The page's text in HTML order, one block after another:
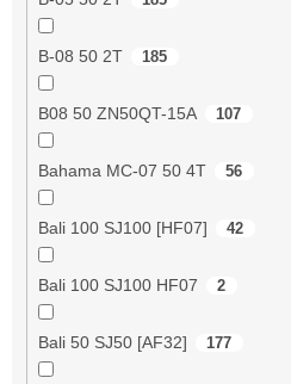
B-08 50 2T 185
B08 50 ZN50QT-15A 107
Bahama MC-07 50 4T 56
Bali 100 SJ100 [HF07] 42
Bali 100 SJ100 HF07 2
Bali 50 SJ50 [AF32] 177